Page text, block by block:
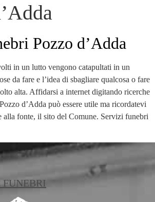
Pozzo d’Adda
in un lutto vengono catapultati in un
da fare e l’idea di sbagliare qualcosa o fare
alta. Affidarsi a internet digitando ricerche
d’Adda può essere utile ma ricordatevi
alla fonte, il sito del Comune. Servizi funebri
FUNEBRI